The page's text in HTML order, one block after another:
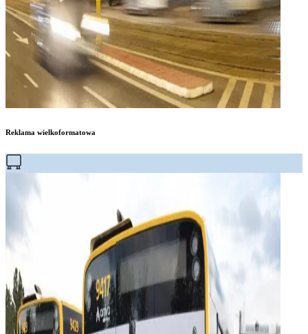
Reklama wielkoformatowa